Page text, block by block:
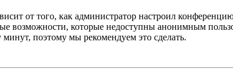
от того, как администратор настроил
возможности, которые недоступны анонимным
минут, поэтому мы рекомендуем это сделать.